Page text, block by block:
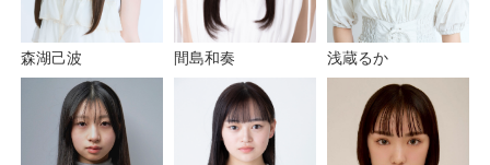
森湖己波 間島和奏 浅蔵るか